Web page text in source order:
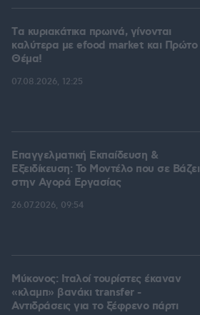
Tα κυριακάτικα πρωινά, γίνονται
καλύτερα με efood market και Πρώτο
Θέμα!
07.08.2026, 12:25
Επαγγελματική Εκπαίδευση &
Εξειδίκευση: Το Mοντέλο που σε Bάζει
στην Aγορά Eργασίας
26.07.2026, 09:54
Μύκονος: Ιταλοί τουρίστες έκαναν
«κλαμπ» βανάκι transfer -
Αντιδράσεις για το ξέφρενο πάρτι